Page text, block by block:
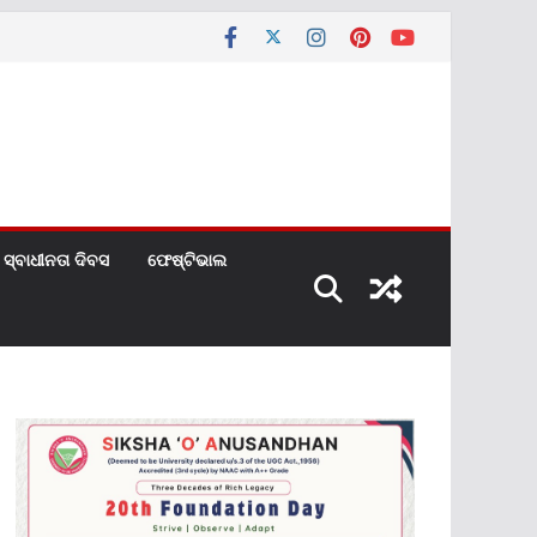
ସ୍ବାଧୀନତା ଦିବସ ଫେଷ୍ଟିଭାଲ